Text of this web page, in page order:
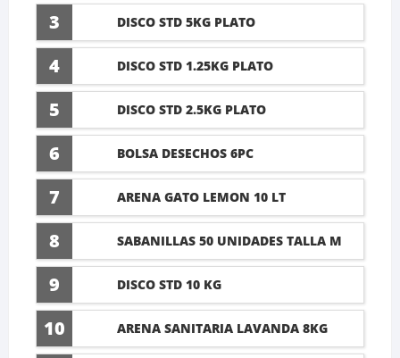
3 DISCO STD 5KG PLATO
4 DISCO STD 1.25KG PLATO
5 DISCO STD 2.5KG PLATO
6 BOLSA DESECHOS 6PC
7 ARENA GATO LEMON 10 LT
8 SABANILLAS 50 UNIDADES TALLA M
9 DISCO STD 10 KG
10 ARENA SANITARIA LAVANDA 8KG